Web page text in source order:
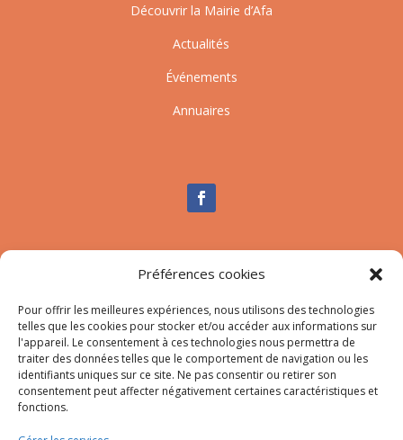
Préférences cookies
Pour offrir les meilleures expériences, nous utilisons des technologies
telles que les cookies pour stocker et/ou accéder aux informations sur
l'appareil. Le consentement à ces technologies nous permettra de
traiter des données telles que le comportement de navigation ou les
identifiants uniques sur ce site. Ne pas consentir ou retirer son
consentement peut affecter négativement certaines caractéristiques et
fonctions.
Découvrir la Mairie d’Afa
Actualités
Événements
Annuaires
Nous contacter
Mail:secretariat-mairie@afa.corsica
Adresse :785 Strada d’Afà – Merria 20167 Afa